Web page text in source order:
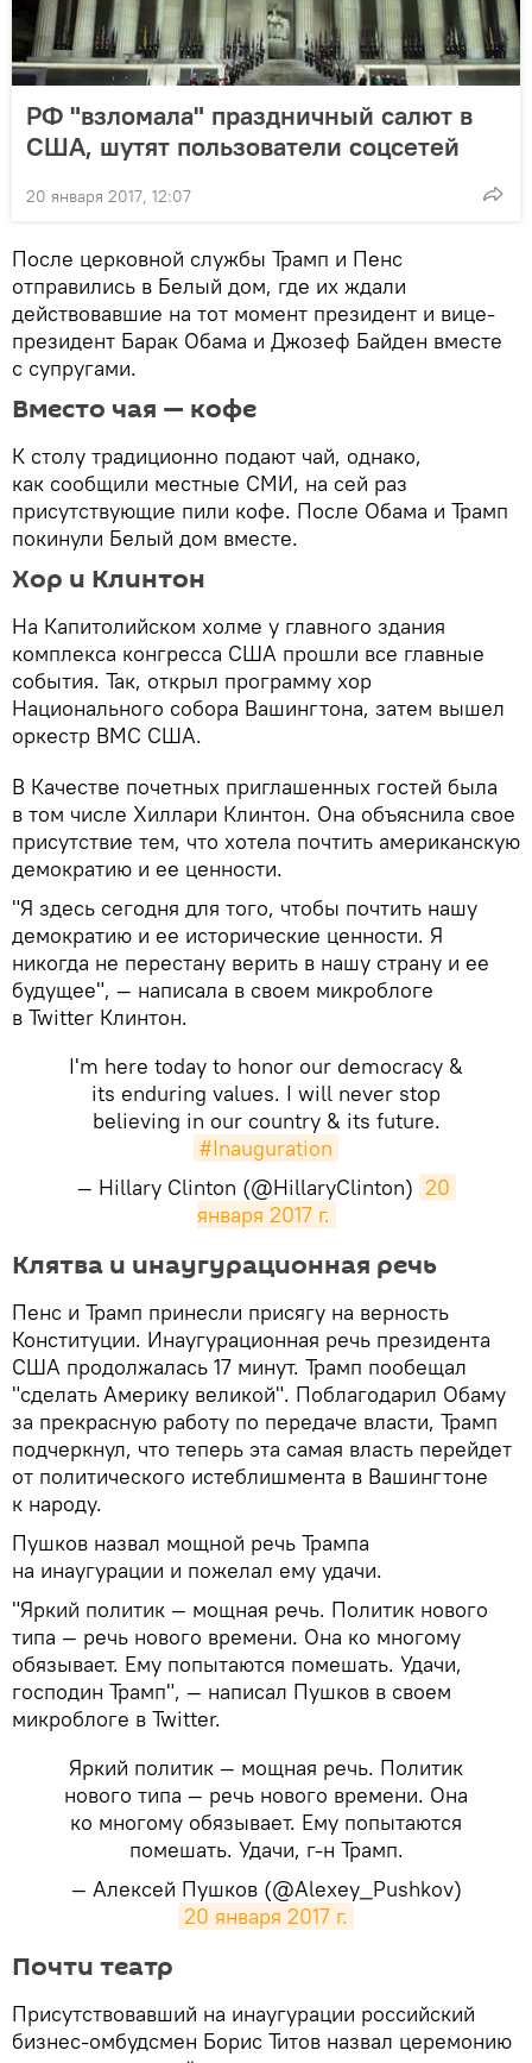
РФ "взломала" праздничный салют в
США, шутят пользователи соцсетей
20 января 2017, 12:07
После церковной службы Трамп и Пенс
отправились в Белый дом, где их ждали
действовавшие на тот момент президент и вице-
президент Барак Обама и Джозеф Байден вместе
с супругами.
Вместо чая — кофе
К столу традиционно подают чай, однако,
как сообщили местные СМИ, на сей раз
присутствующие пили кофе. После Обама и Трамп
покинули Белый дом вместе.
Хор и Клинтон
На Капитолийском холме у главного здания
комплекса конгресса США прошли все главные
события. Так, открыл программу хор
Национального собора Вашингтона, затем вышел
оркестр ВМС США.
В Качестве почетных приглашенных гостей была
в том числе Хиллари Клинтон. Она объяснила свое
присутствие тем, что хотела почтить американскую
демократию и ее ценности.
"Я здесь сегодня для того, чтобы почтить нашу
демократию и ее исторические ценности. Я
никогда не перестану верить в нашу страну и ее
будущее", — написала в своем микроблоге
в Twitter Клинтон.
I'm here today to honor our democracy &
its enduring values. I will never stop
believing in our country & its future.
#Inauguration
— Hillary Clinton (@HillaryClinton) 20
января 2017 г.
Клятва и инаугурационная речь
Пенс и Трамп принесли присягу на верность
Конституции. Инаугурационная речь президента
США продолжалась 17 минут. Трамп пообещал
"сделать Америку великой". Поблагодарил Обаму
за прекрасную работу по передаче власти, Трамп
подчеркнул, что теперь эта самая власть перейдет
от политического истеблишмента в Вашингтоне
к народу.
Пушков назвал мощной речь Трампа
на инаугурации и пожелал ему удачи.
"Яркий политик — мощная речь. Политик нового
типа — речь нового времени. Она ко многому
обязывает. Ему попытаются помешать. Удачи,
господин Трамп", — написал Пушков в своем
микроблоге в Twitter.
Яркий политик — мощная речь. Политик
нового типа — речь нового времени. Она
ко многому обязывает. Ему попытаются
помешать. Удачи, г-н Трамп.
— Алексей Пушков (@Alexey_Pushkov)
20 января 2017 г.
Почти театр
Присутствовавший на инаугурации российский
бизнес-омбудсмен Борис Титов назвал церемонию